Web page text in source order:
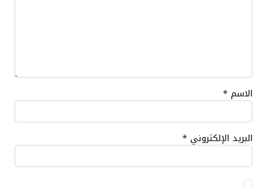
الاسم *
البريد الإلكتروني *